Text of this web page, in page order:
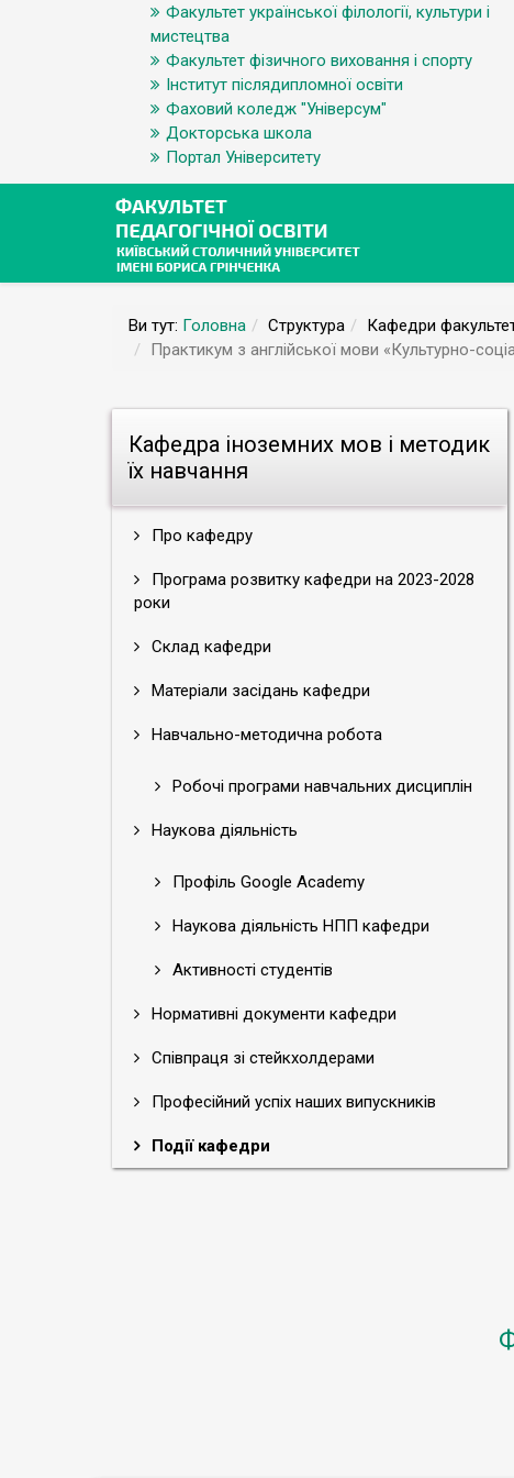
Факультет української філології, культури і
мистецтва
Факультет фізичного виховання і спорту
Інститут післядипломної освіти
Фаховий коледж "Універсум"
Докторська школа
Портал Університету
Ви тут: Головна Структура Кафедри
Практикум з англійської мови «Культурно-
Кафедра іноземних мов і методик
їх навчання
Про кафедру
Програма розвитку кафедри на 2023-2028
роки
Склад кафедри
Матеріали засідань кафедри
Навчально-методична робота
Робочі програми навчальних дисциплін
Наукова діяльність
Профіль Google Academy
Наукова діяльність НПП кафедри
Активності студентів
Нормативні документи кафедри
Співпраця зі стейкхолдерами
Професійний успіх наших випускників
Події кафедри